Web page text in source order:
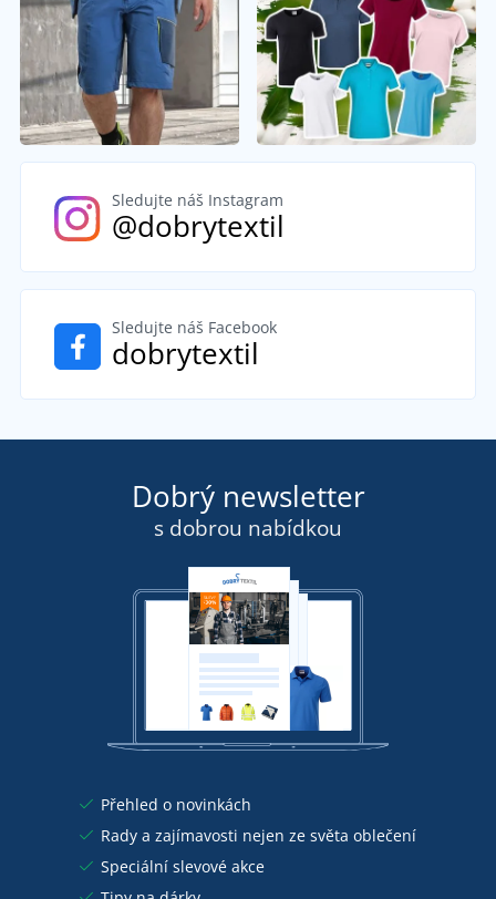
Sledujte náš Instagram
@dobrytextil
Sledujte náš Facebook
dobrytextil
Dobrý newsletter
s dobrou nabídkou
Přehled o novinkách
Rady a zajímavosti nejen ze světa oblečení
Speciální slevové akce